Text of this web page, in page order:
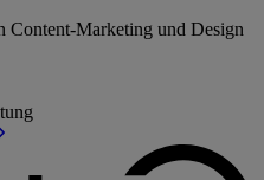
Content-Marketing und Design